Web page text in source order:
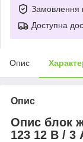
Замовлення
Доступна
Опис
Опис
Опис блок
123 12 В / 3